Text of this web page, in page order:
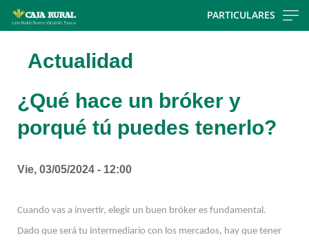
PARTICULARES
Actualidad
¿Qué hace un bróker y
porqué tú puedes tenerlo?
Vie, 03/05/2024 - 12:00
Cuando vas a invertir, elegir un buen bróker es fundamental.
Dado que será tu intermediario con los mercados, hay que tener